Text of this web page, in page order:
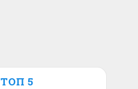
ТОП 5